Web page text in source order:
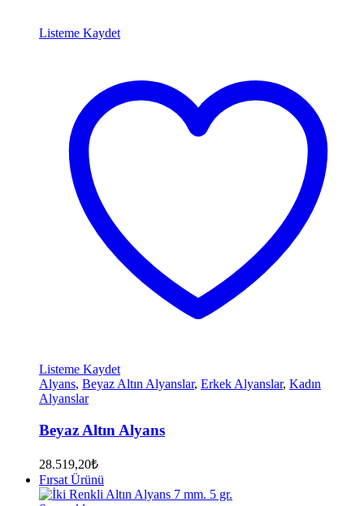
Listeme Kaydet
Listeme Kaydet
Alyans, Beyaz Altın Alyanslar, Erkek Alyanslar, Kadın
Alyanslar
Beyaz Altın Alyans
28.519,20₺
Fırsat Ürünü